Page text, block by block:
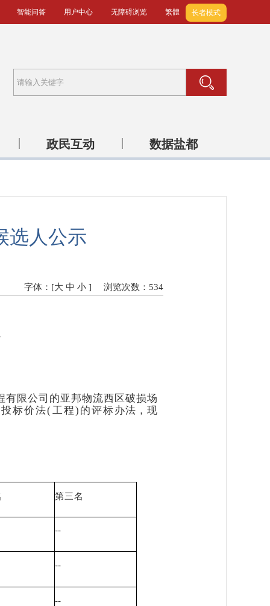
智能问答 用户中心 无障碍浏览 繁體 长者模式
政民互动 数据盐都
选人公示
浏览次数： 534
字体：[大 中 小 ]
有限公司的亚邦物流西区破损场
投标价法(工程)的评标办法，现
第三名
--
--
--